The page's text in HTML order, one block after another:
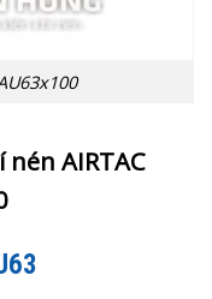
AIRTAC